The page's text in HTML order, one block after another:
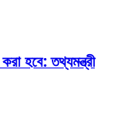
হবে: তথ্যমন্ত্রী